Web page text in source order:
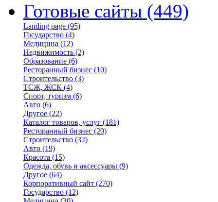
Готовые сайты (449)
Landing page (95)
Государство (4)
Медицина (12)
Недвижимость (2)
Образование (6)
Ресторанный бизнес (10)
Строительство (3)
ТСЖ, ЖСК (4)
Спорт, туризм (6)
Авто (6)
Другое (22)
Каталог товаров, услуг (181)
Ресторанный бизнес (20)
Строительство (32)
Авто (19)
Красота (15)
Одежда, обувь и аксессуары (9)
Другое (64)
Корпоративный сайт (270)
Государство (12)